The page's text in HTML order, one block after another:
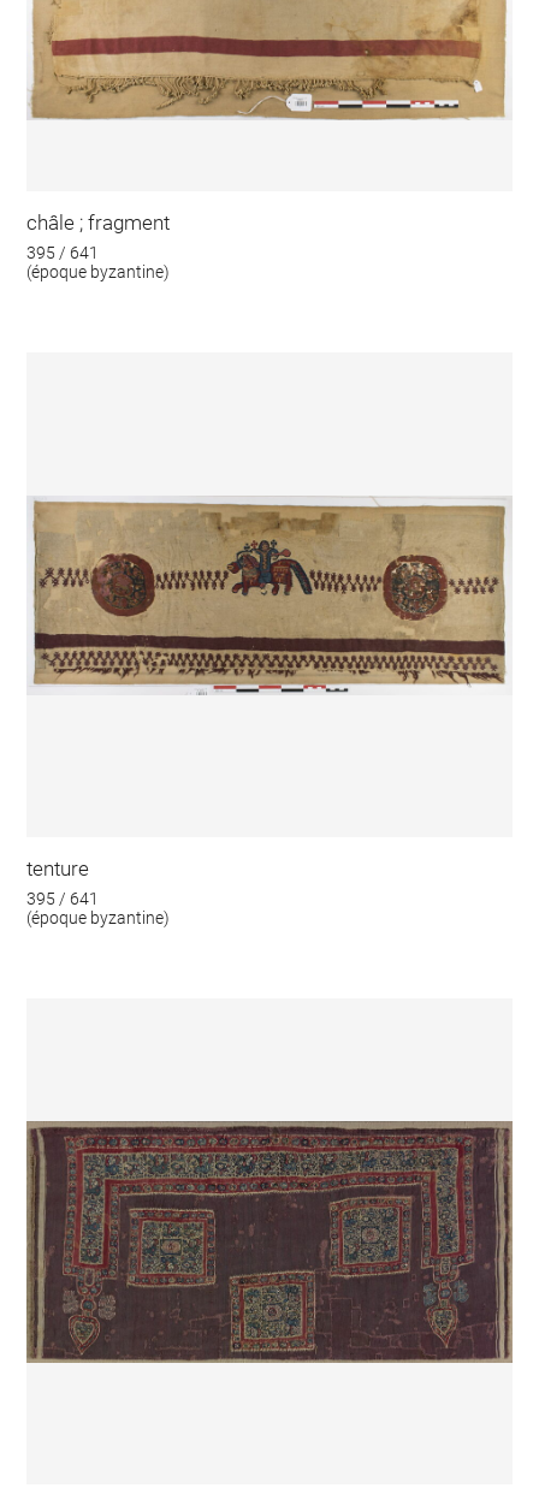
châle ; fragment
395 / 641
(époque byzantine)
tenture
395 / 641
(époque byzantine)